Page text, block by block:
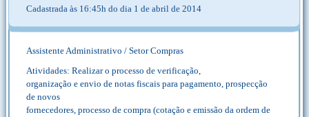
Cadastrada às 16:45h do dia 1 de abril de 2014
Assistente Administrativo / Setor Compras
Atividades: Realizar o processo de verificação,
organização e envio de notas fiscais para pagamento, prospecção
de novos
fornecedores, processo de compra (cotação e emissão da ordem de